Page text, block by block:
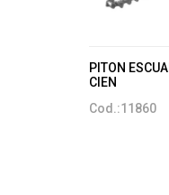
PITON
CIEN
Cod.:11860